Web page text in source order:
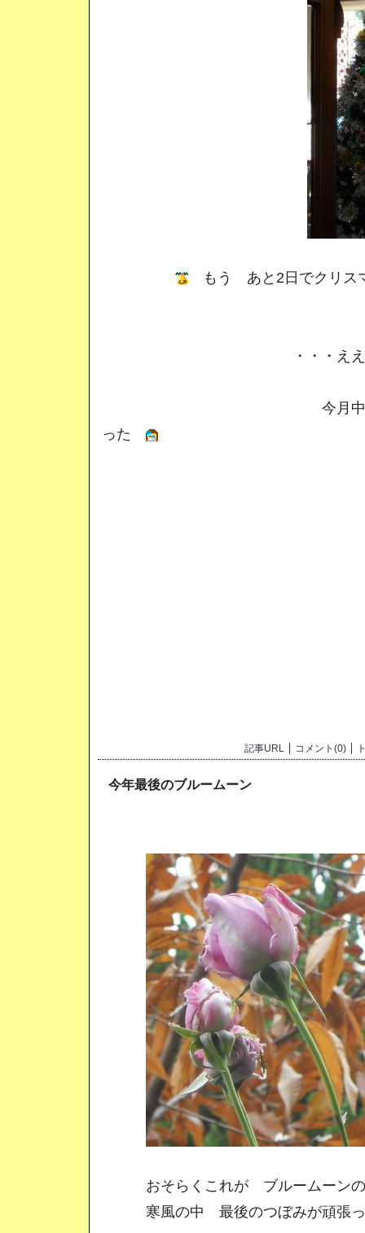
もう あと2日でクリス
・・・ええ
今月中っていう『
った
記事URL コメント(0)
今年最後のブルームーン
おそらくこれが ブルームーンの
寒風の中 最後のつぼみが頑張っ